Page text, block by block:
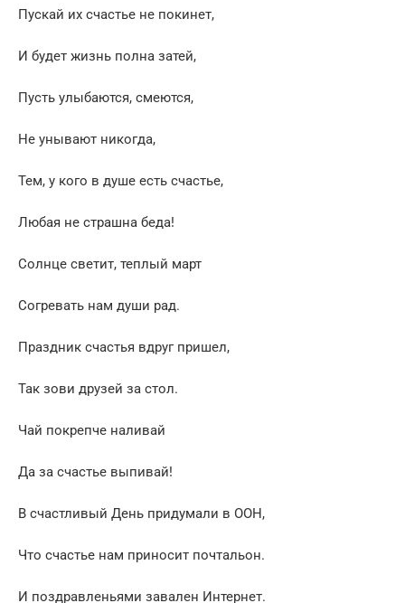
Пускай их счастье не покинет,
И будет жизнь полна затей,
Пусть улыбаются, смеются,
Не унывают никогда,
Тем, у кого в душе есть счастье,
Любая не страшна беда!
Солнце светит, теплый март
Согревать нам души рад.
Праздник счастья вдруг пришел,
Так зови друзей за стол.
Чай покрепче наливай
Да за счастье выпивай!
В счастливый День придумали в ООН,
Что счастье нам приносит почтальон.
И поздравленьями завален Интернет.